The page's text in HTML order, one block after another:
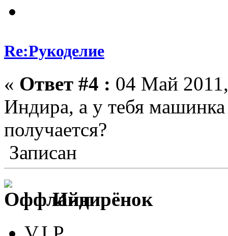
Re:Рукоделие
« Ответ #4 : 04 Май
Индира, а у тебя
получается?
Записан
Индирёнок